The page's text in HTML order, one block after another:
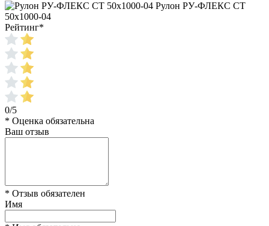
Рулон РУ-ФЛЕКС СТ
50x1000-04
Рейтинг*
0/5
* Оценка обязательна
Ваш отзыв
* Отзыв обязателен
Имя